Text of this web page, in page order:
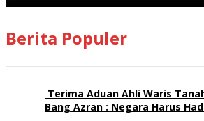
Berita Populer
Terima Aduan Ahli Waris
Bang Azran : Negara Harus